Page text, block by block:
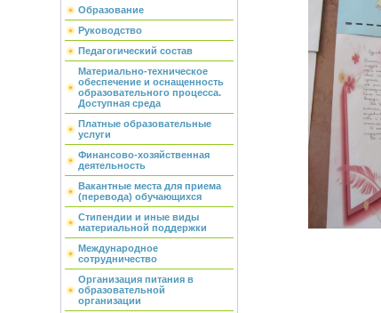
Образование
Руководство
Педагогический состав
Материально-техническое
обеспечение и оснащенность
образовательного процесса.
Доступная среда
Платные образовательные
услуги
Финансово-хозяйственная
деятельность
Вакантные места для приема
(перевода) обучающихся
Стипендии и иные виды
материальной поддержки
Международное
сотрудничество
Организация питания в
образовательной
организации